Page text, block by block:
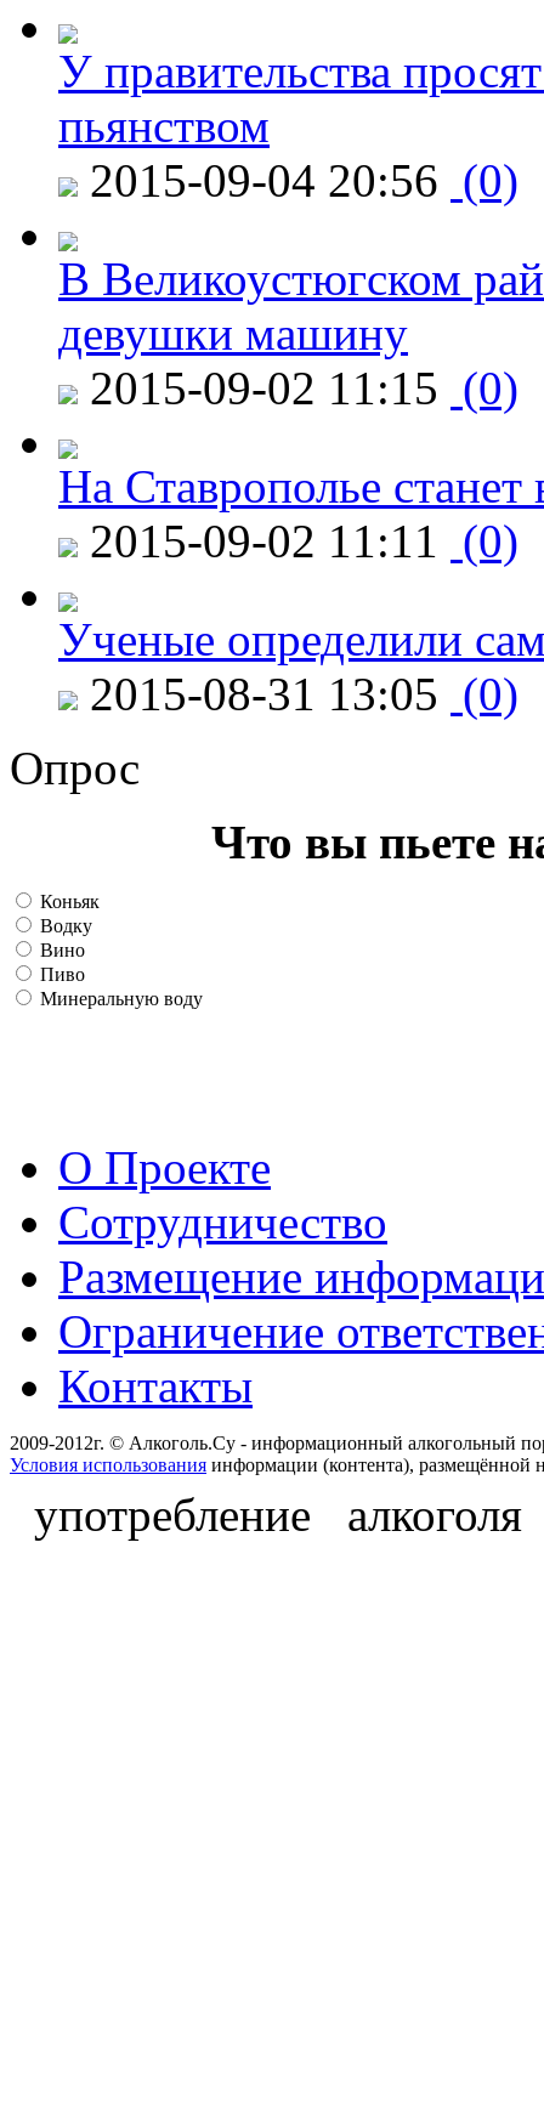
У правительства
пьянством
2015-09-04 20:56 (0)
В Великоустюгском
девушки машину
2015-09-02 11:15 (0)
На Ставрополье
2015-09-02 11:11 (0)
Ученые определили
2015-08-31 13:05 (0)
Опрос
Что вы пьете
Коньяк
Водку
Вино
Пиво
Минеральную воду
О Проекте
Сотрудничество
Размещение
Ограничение
Контакты
2009-2012г. © Алкоголь.Су - информационный алкогольный
Условия использования информации (контента), размещённой
употребление